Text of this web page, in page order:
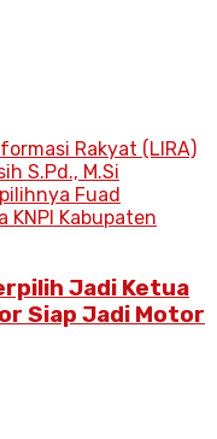
Jadi Ketua
Siap Jadi Motor